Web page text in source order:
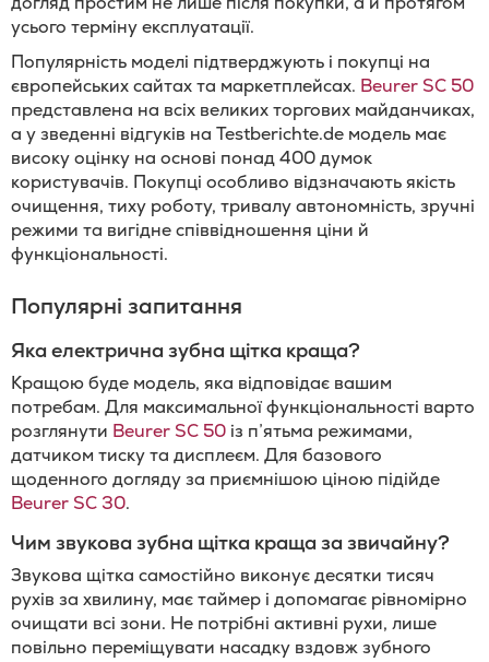
усього терміну експлуатації.
Популярність моделі підтверджують і покупці на
європейських сайтах та маркетплейсах. Beurer SC 50
представлена на всіх великих торгових майданчиках,
а у зведенні відгуків на Testberichte.de модель має
високу оцінку на основі понад 400 думок
користувачів. Покупці особливо відзначають якість
очищення, тиху роботу, тривалу автономність, зручні
режими та вигідне співвідношення ціни й
функціональності.
Популярні запитання
Яка електрична зубна щітка краща?
Кращою буде модель, яка відповідає вашим
потребам. Для максимальної функціональності варто
розглянути Beurer SC 50 із п’ятьма режимами,
датчиком тиску та дисплеєм. Для базового
щоденного догляду за приємнішою ціною підійде
Beurer SC 30.
Чим звукова зубна щітка краща за звичайну?
Звукова щітка самостійно виконує десятки тисяч
рухів за хвилину, має таймер і допомагає рівномірно
очищати всі зони. Не потрібні активні рухи, лише
повільно переміщувати насадку вздовж зубного